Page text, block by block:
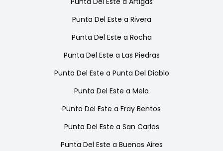
Punta Del Este a Rivera
Punta Del Este a Rocha
Punta Del Este a Las Piedras
Punta Del Este a Punta Del Diablo
Punta Del Este a Melo
Punta Del Este a Fray Bentos
Punta Del Este a San Carlos
Punta Del Este a Buenos Aires